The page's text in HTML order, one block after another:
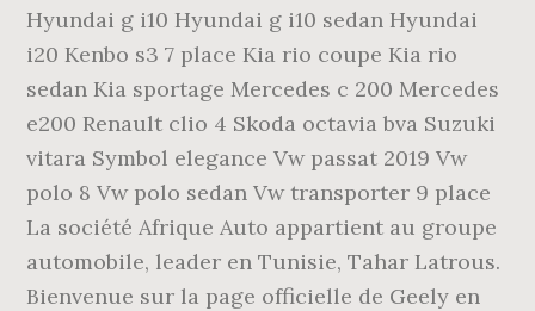
Hyundai g i10 Hyundai g i10 sedan Hyundai
i20 Kenbo s3 7 place Kia rio coupe Kia rio
sedan Kia sportage Mercedes c 200 Mercedes
e200 Renault clio 4 Skoda octavia bva Suzuki
vitara Symbol elegance Vw passat 2019 Vw
polo 8 Vw polo sedan Vw transporter 9 place
La société Afrique Auto appartient au groupe
automobile, leader en Tunisie, Tahar Latrous.
Bienvenue sur la page officielle de Geely en